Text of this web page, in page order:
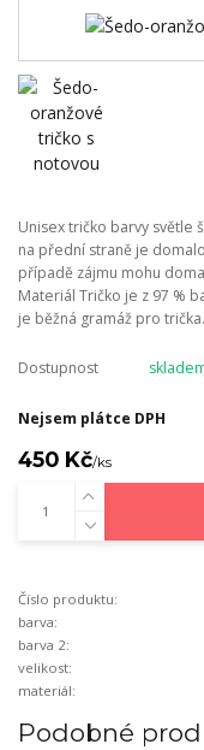
Unisex tričko barvy světle
na přední straně je
případě zájmu mohu
Materiál Tričko je z 97 %
je běžná gramáž pro
Dostupnost
Nejsem plátce DPH
450 Kč/ks
Číslo produktu:
barva:
barva 2:
velikost:
materiál:
Podobné